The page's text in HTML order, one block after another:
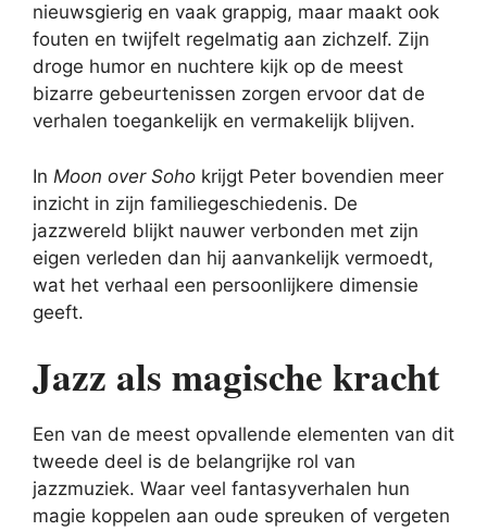
nieuwsgierig en vaak grappig, maar maakt ook
fouten en twijfelt regelmatig aan zichzelf. Zijn
droge humor en nuchtere kijk op de meest
bizarre gebeurtenissen zorgen ervoor dat de
verhalen toegankelijk en vermakelijk blijven.
In Moon over Soho krijgt Peter bovendien meer
inzicht in zijn familiegeschiedenis. De
jazzwereld blijkt nauwer verbonden met zijn
eigen verleden dan hij aanvankelijk vermoedt,
wat het verhaal een persoonlijkere dimensie
geeft.
Jazz als magische kracht
Een van de meest opvallende elementen van dit
tweede deel is de belangrijke rol van
jazzmuziek. Waar veel fantasyverhalen hun
magie koppelen aan oude spreuken of vergeten